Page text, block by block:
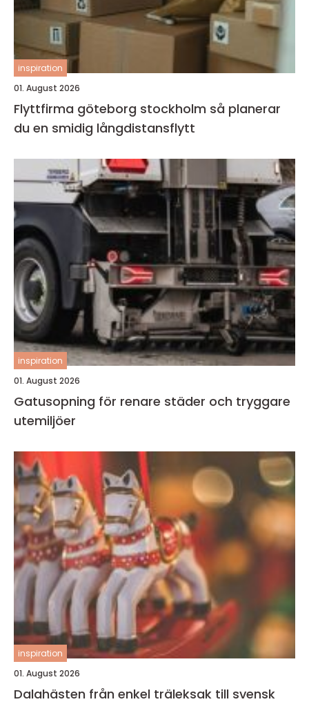
inspiration
01. August 2026
Flyttfirma göteborg stockholm så planerar
du en smidig långdistansflytt
inspiration
01. August 2026
Gatusopning för renare städer och tryggare
utemiljöer
inspiration
01. August 2026
Dalahästen från enkel träleksak till svensk